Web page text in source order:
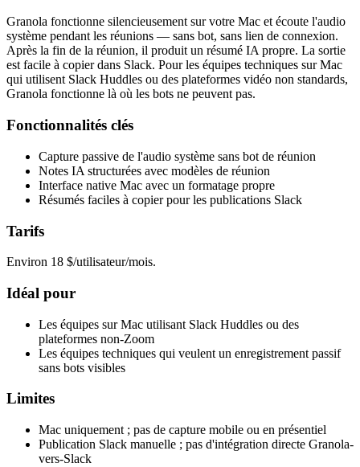
Granola fonctionne silencieusement sur votre Mac et écoute l'audio
système pendant les réunions — sans bot, sans lien de connexion.
Après la fin de la réunion, il produit un résumé IA propre. La sortie
est facile à copier dans Slack. Pour les équipes techniques sur Mac
qui utilisent Slack Huddles ou des plateformes vidéo non standards,
Granola fonctionne là où les bots ne peuvent pas.
Fonctionnalités clés
Capture passive de l'audio système sans bot de réunion
Notes IA structurées avec modèles de réunion
Interface native Mac avec un formatage propre
Résumés faciles à copier pour les publications Slack
Tarifs
Environ 18 $/utilisateur/mois.
Idéal pour
Les équipes sur Mac utilisant Slack Huddles ou des
plateformes non-Zoom
Les équipes techniques qui veulent un enregistrement passif
sans bots visibles
Limites
Mac uniquement ; pas de capture mobile ou en présentiel
Publication Slack manuelle ; pas d'intégration directe Granola-
vers-Slack